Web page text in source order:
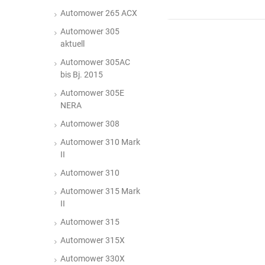
Automower 265 ACX
Automower 305
aktuell
Automower 305AC
bis Bj. 2015
Automower 305E
NERA
Automower 308
Automower 310 Mark
II
Automower 310
Automower 315 Mark
II
Automower 315
Automower 315X
Automower 330X